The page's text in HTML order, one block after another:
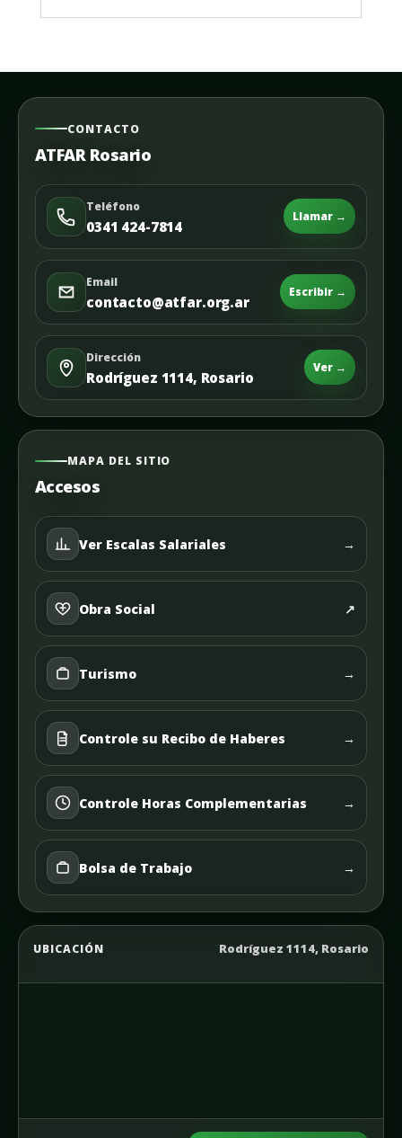
CONTACTO
ATFAR Rosario
Teléfono
0341 424-7814
Llamar →
Email
contacto@atfar.org.ar
Escribir →
Dirección
Rodríguez 1114, Rosario
Ver →
MAPA DEL SITIO
Accesos
Ver Escalas Salariales →
Obra Social ↗
Turismo →
Controle su Recibo de Haberes →
Controle Horas Complementarias →
Bolsa de Trabajo →
UBICACIÓN Rodríguez 1114, Rosario